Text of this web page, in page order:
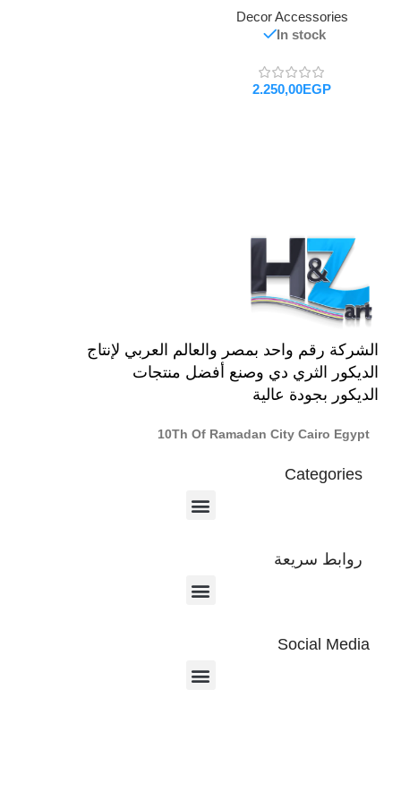
Decor Accessories
In stock
EGP
الشركة رقم واحد بمصر والعالم العربي لإنتاج
الديكور الثري دي وصنع أفضل منتجات
الديكور بجودة عالية
10Th Of Ramadan City Cairo Egypt
Categories
روابط سريعة
Social Media